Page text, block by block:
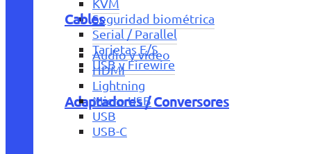
KVM
Seguridad biométrica
Serial / Parallel
Tarjetas E/S
USB y Firewire
Adaptadores / Conversores
Cables
Audio y vídeo
HDMI
Lightning
Micro USB
USB
USB-C